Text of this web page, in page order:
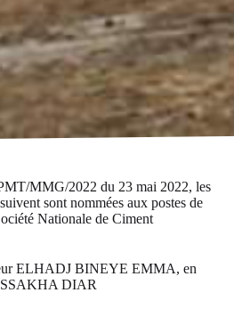
MMG/2022 du 23 mai 2022, les
sont nommées aux postes de
Nationale de Ciment
ELHADJ BINEYE EMMA, en
DIAR